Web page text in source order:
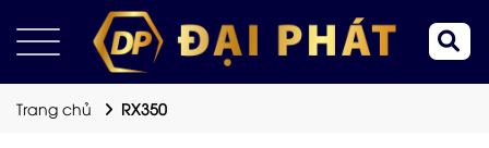
Trang chủ RX350